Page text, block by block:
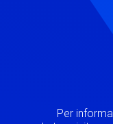
Per